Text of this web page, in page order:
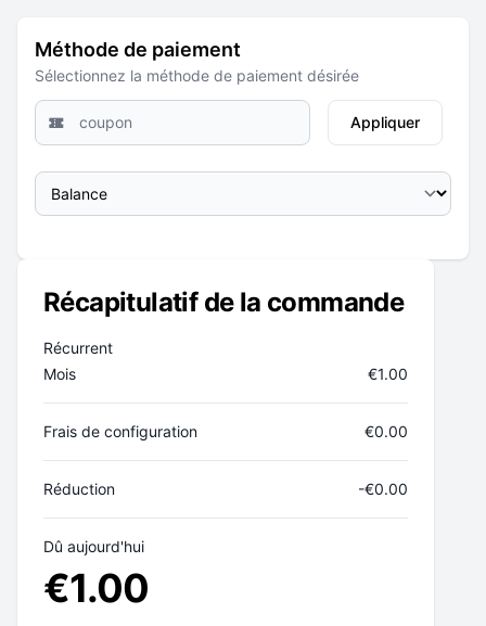
Méthode de paiement
Sélectionnez la méthode de paiement désirée
Appliquer
Récapitulatif de la commande
Récurrent
Mois
€1.00
Frais de configuration €0.00
Réduction -€0.00
Dû aujourd'hui
€1.00